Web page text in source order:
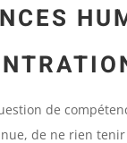
de
de ne rien